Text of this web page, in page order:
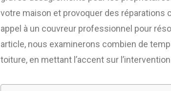
votre maison et provoquer des réparations
appel à un couvreur professionnel pour
article, nous examinerons combien de
toiture, en mettant l’accent sur